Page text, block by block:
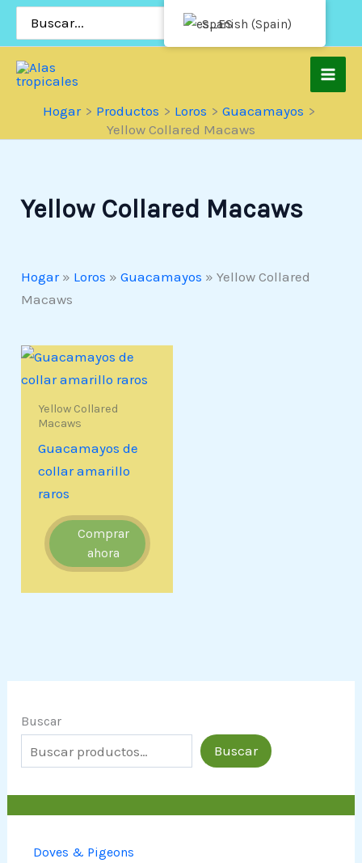
Saltar
por:
Hogar Productos Loros
Guacamayos
Yellow Collared Macaws
Buscar
Buscar
Doves & Pigeons
Yellow Collared Macaws
Hogar» Loros »Guacamayos »Yellow Collared
Macaws
Yellow Collared
Macaws
Guacamayos de
collar amarillo
raros
Comprar
ahora
Spanish (Spain)